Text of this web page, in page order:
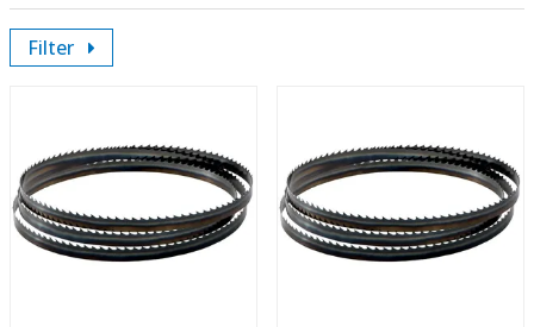
Filter